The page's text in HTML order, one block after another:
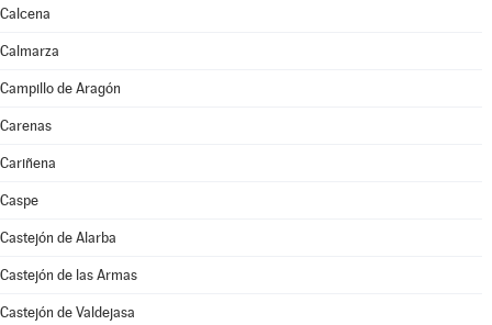
Calcena
Calmarza
Campillo de Aragón
Carenas
Cariñena
Caspe
Castejón de Alarba
Castejón de las Armas
Castejón de Valdejasa